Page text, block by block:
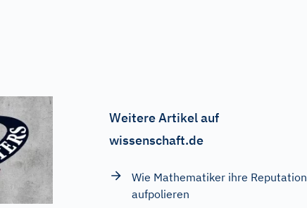
Weitere Artikel auf
wissenschaft.de
Wie Mathematiker ihre Reputation
aufpolieren